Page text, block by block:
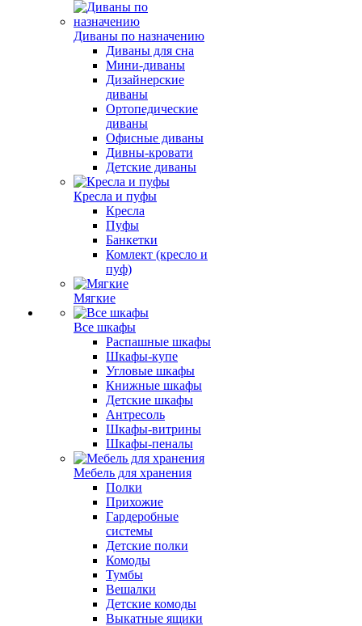
Диваны по назначению
Диваны для сна
Мини-диваны
Дизайнерские
диваны
Ортопедические
диваны
Офисные диваны
Дивны-кровати
Детские диваны
Кресла и пуфы
Кресла
Пуфы
Банкетки
Комлект (кресло и
пуф)
Мягкие
Все шкафы
Распашные шкафы
Шкафы-купе
Угловые шкафы
Книжные шкафы
Детские шкафы
Антресоль
Шкафы-витрины
Шкафы-пеналы
Мебель для хранения
Полки
Прихожие
Гардеробные
системы
Детские полки
Комоды
Тумбы
Вешалки
Детские комоды
Выкатные ящики